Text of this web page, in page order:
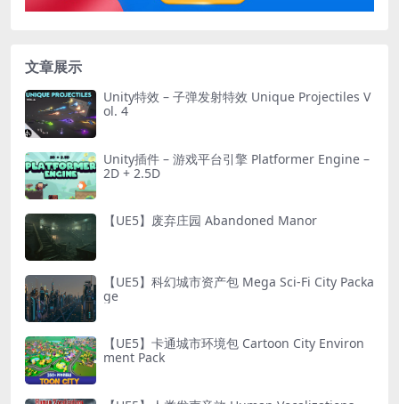
文章展示
Unity特效 – 子弹发射特效 Unique Projectiles V
ol. 4
Unity插件 – 游戏平台引擎 Platformer Engine –
2D + 2.5D
【UE5】废弃庄园 Abandoned Manor
【UE5】科幻城市资产包 Mega Sci-Fi City Packa
ge
【UE5】卡通城市环境包 Cartoon City Environ
ment Pack